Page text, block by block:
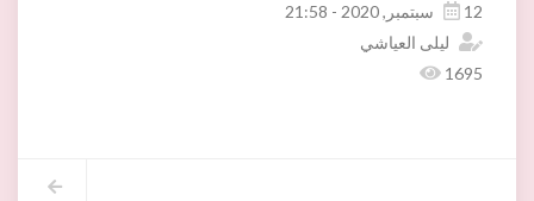
12 سبتمبر, 2020 - 21:58
ليلى العياشي
1695